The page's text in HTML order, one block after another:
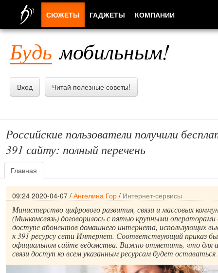
Будь мобильным!
Вход Читай полезные советы!
Российские пользователи получили
391 сайту: полный перечень
Главная
09:24 2020-04-07 / Ангелина Гор / Интернет-сервисы
Министерство цифрового развития, связи и массовых
(Минкомсвязь) договорилось с пятью крупными операторами
доступе абонентов домашнего интернета, использующих
к 391 ресурсу сети Интернет. Соответствующий приказ
официальном сайте ведомства. Важно отметить, что для
связи доступ ко всем указанным ресурсам будет
СЮЖЕТЫ ГАДЖЕТЫ КОМПАНИИ
ПРИЛОЖЕНИЯ